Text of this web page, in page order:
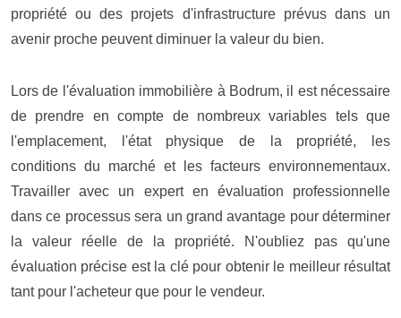
propriété ou des projets d'infrastructure prévus dans un
avenir proche peuvent diminuer la valeur du bien.
Lors de l'évaluation immobilière à Bodrum, il est nécessaire
de prendre en compte de nombreux variables tels que
l'emplacement, l'état physique de la propriété, les
conditions du marché et les facteurs environnementaux.
Travailler avec un expert en évaluation professionnelle
dans ce processus sera un grand avantage pour déterminer
la valeur réelle de la propriété. N'oubliez pas qu'une
évaluation précise est la clé pour obtenir le meilleur résultat
tant pour l'acheteur que pour le vendeur.